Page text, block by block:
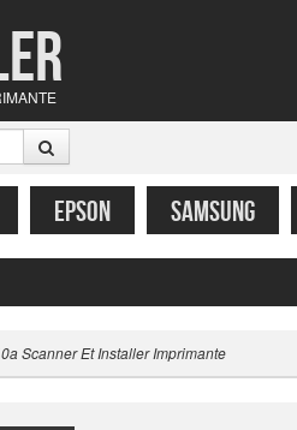
EPSON SAMSUNG
Scanner Et Installer Imprimante